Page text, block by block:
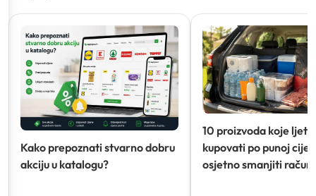
Kako prepoznati stvarno dobru
akciju u katalogu?
10 proizvoda koje ljeti
kupovati po punoj
osjetno smanjiti račun)